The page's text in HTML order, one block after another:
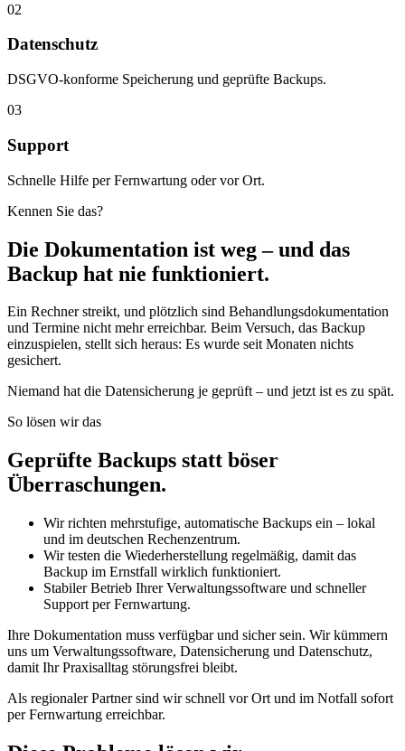
02
Datenschutz
DSGVO-konforme Speicherung und geprüfte Backups.
03
Support
Schnelle Hilfe per Fernwartung oder vor Ort.
Kennen Sie das?
Die Dokumentation ist weg – und das
Backup hat nie funktioniert.
Ein Rechner streikt, und plötzlich sind Behandlungsdokumentation
und Termine nicht mehr erreichbar. Beim Versuch, das Backup
einzuspielen, stellt sich heraus: Es wurde seit Monaten nichts
gesichert.
Niemand hat die Datensicherung je geprüft – und jetzt ist es zu spät.
So lösen wir das
Geprüfte Backups statt böser
Überraschungen.
Wir richten mehrstufige, automatische Backups ein – lokal
und im deutschen Rechenzentrum.
Wir testen die Wiederherstellung regelmäßig, damit das
Backup im Ernstfall wirklich funktioniert.
Stabiler Betrieb Ihrer Verwaltungssoftware und schneller
Support per Fernwartung.
Ihre Dokumentation muss verfügbar und sicher sein. Wir kümmern
uns um Verwaltungssoftware, Datensicherung und Datenschutz,
damit Ihr Praxisalltag störungsfrei bleibt.
Als regionaler Partner sind wir schnell vor Ort und im Notfall sofort
per Fernwartung erreichbar.